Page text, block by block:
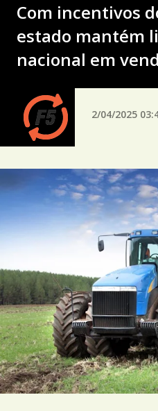
Com incentivos
estado mantém
nacional em
2/04/2025